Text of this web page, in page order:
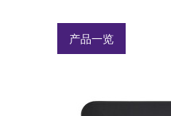
产品一览